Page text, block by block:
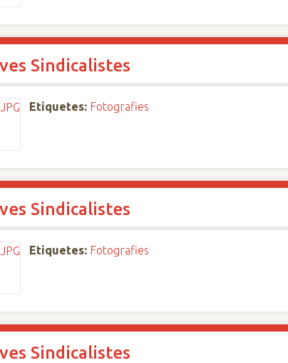
Sindicalistes
Etiquetes: Fotografies
Sindicalistes
Etiquetes: Fotografies
Sindicalistes